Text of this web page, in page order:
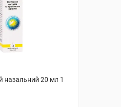
назальний 20 мл 1